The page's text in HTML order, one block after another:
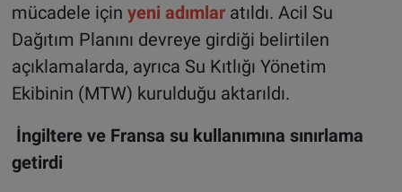
mücadele için yeni adımlaratıldı. Acil Su
Dağıtım Planını devreye girdiği belirtilen
açıklamalarda, ayrıca Su Kıtlığı Yönetim
Ekibinin (MTW) kurulduğu aktarıldı.
İngiltere ve Fransa su kullanımına sınırlama
getirdi